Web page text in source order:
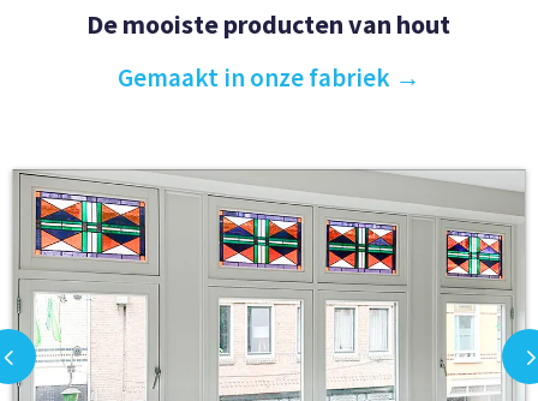
De mooiste producten van hout
Gemaakt in onze fabriek →